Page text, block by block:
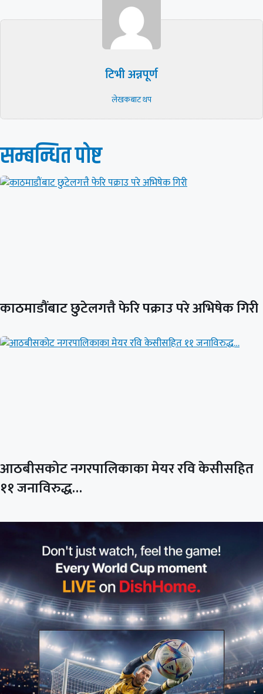
टिभी अन्नपूर्ण
लेखकबाट थप
सम्बन्धित पाेष्ट
काठमाडौंबाट छुटेलगत्तै फेरि पक्राउ परे अभिषेक गिरी
आठबीसकोट नगरपालिकाका मेयर रवि केसीसहित
११ जनाविरुद्ध…